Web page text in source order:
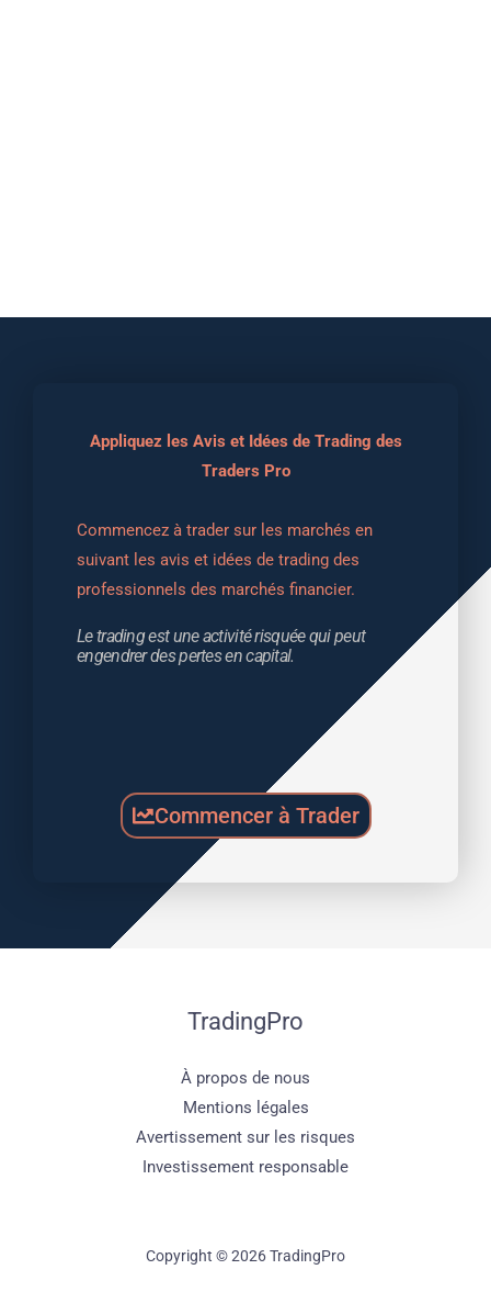
Appliquez les Avis et Idées de Trading des
Traders Pro
Commencez à trader sur les marchés en
suivant les avis et idées de trading des
professionnels des marchés financier.
Le trading est une activité risquée qui peut
engendrer des pertes en capital.
Commencer à Trader
TradingPro
À propos de nous
Mentions légales
Avertissement sur les risques
Investissement responsable
Copyright © 2026 TradingPro